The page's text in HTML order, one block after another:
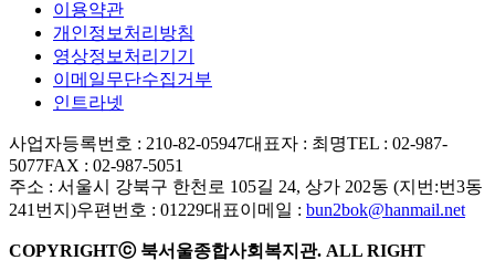
이용약관
개인정보처리방침
영상정보처리기기
이메일무단수집거부
인트라넷
사업자등록번호 : 210-82-05947대표자 : 최명TEL : 02-987-
5077FAX : 02-987-5051
주소 : 서울시 강북구 한천로 105길 24, 상가 202동 (지번:번3동
241번지)우편번호 : 01229대표이메일 : bun2bok@hanmail.net
COPYRIGHTⓒ 북서울종합사회복지관. ALL RIGHT